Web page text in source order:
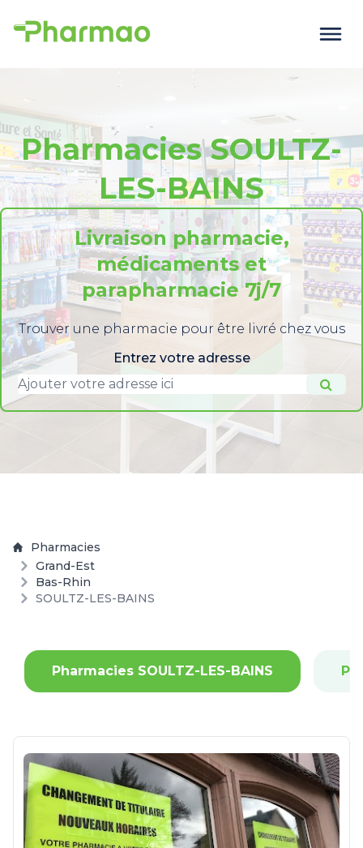
Pharmacies SOULTZ-
LES-BAINS
Livraison pharmacie,
médicaments et
parapharmacie 7j/7
Trouver une pharmacie pour être livré chez vous
Entrez votre adresse
Pharmacies
Grand-Est
Bas-Rhin
SOULTZ-LES-BAINS
Pharmacies SOULTZ-LES-BAINS